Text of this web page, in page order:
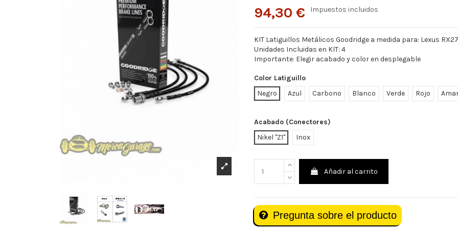
94,30 € Impuestos incluidos
KIT Latiguillos Metálicos Goodridge a medida para: Lexus
Unidades Incluidas en KIT: 4
Importante: Elegir acabado y color en desplegable
Color Latiguillo
Negro
Azul Carbono Blanco Verde Rojo
Acabado (Conectores)
Nikel "Z1"
Inox
Añadir al carrito
Pregunta sobre el producto